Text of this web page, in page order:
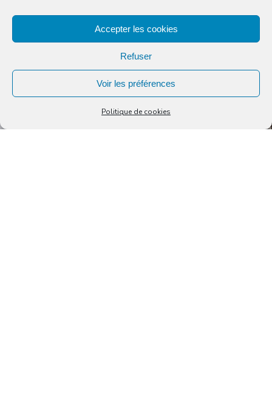
Accepter les cookies
Refuser
Voir les préférences
Politique de cookies